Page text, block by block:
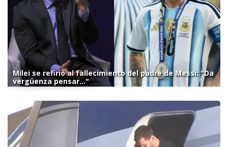
Milei se refirió al fallecimiento del padre de Messi: "Da
vergüenza pensar..."